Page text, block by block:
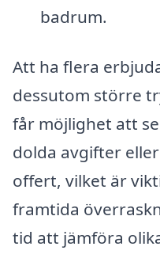
badrum.
Att ha flera
dessutom större
får möjlighet att
dolda avgifter
offert, vilket är
framtida
tid att jämföra